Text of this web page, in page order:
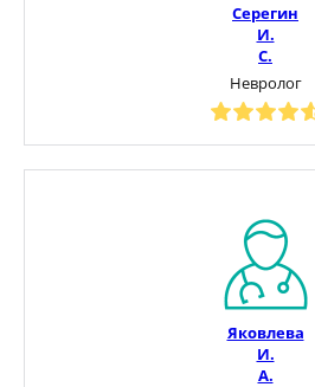
Серегин
И.
С.
Невролог
Яковлева
И.
А.